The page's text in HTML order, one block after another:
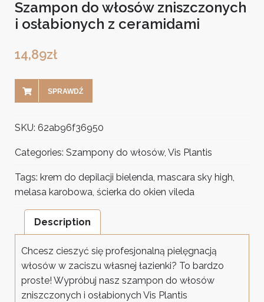
Szampon do włosów zniszczonych
i osłabionych z ceramidami
14,89zł
SPRAWDŹ
SKU: 62ab96f36950
Categories: Szampony do włosów, Vis Plantis
Tags: krem do depilacji bielenda, mascara sky high,
melasa karobowa, ścierka do okien vileda
Description
Chcesz cieszyć się profesjonalną pielęgnacją
włosów w zaciszu własnej łazienki? To bardzo
proste! Wypróbuj nasz szampon do włosów
zniszczonych i osłabionych Vis Plantis